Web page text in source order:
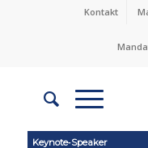
Kontakt
Keynote‑Speaker